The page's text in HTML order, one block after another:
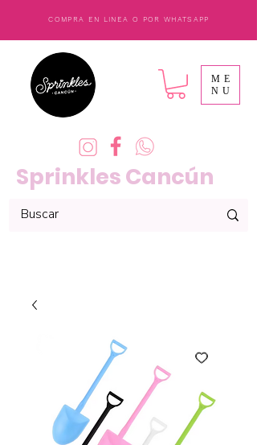
COMPRA EN LINEA O POR WHATSAPP
Sprinkles Cancún
ME
NU